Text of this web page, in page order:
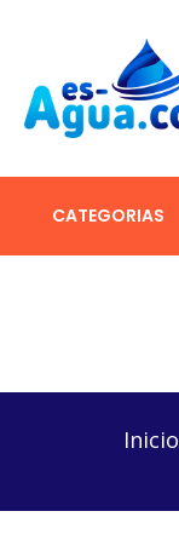
CATEGORIAS
Inicio